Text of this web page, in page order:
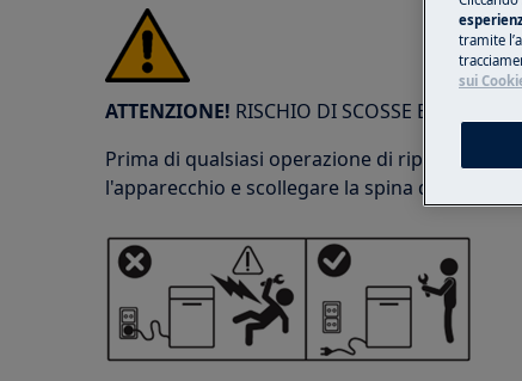
ATTENZIONE! RISCHIO DI SCOSSE ELETTRICHE
Prima di qualsiasi operazione di riparazione o
l'apparecchio e scollegare la spina dalla presa
tramite
sui